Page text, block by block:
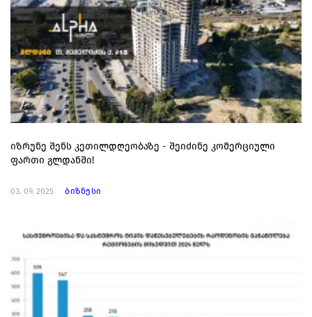
იზრუნე შენს კეთილდღეობაზე - შეიძინე კომერციული
ფართი გლდანში!
03. 09. 2025 ბიზნესი